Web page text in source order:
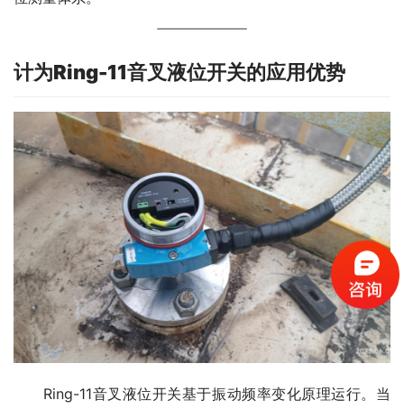
计为Ring-11音叉液位开关的应用优势
Ring-11音叉液位开关基于振动频率变化原理运行。当